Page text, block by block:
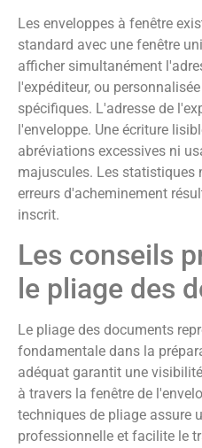
Les enveloppes à fenêtre
standard avec une fenêtre
afficher simultanément
l'expéditeur, ou
spécifiques. L'adresse de
l'enveloppe. Une écriture
abréviations excessives ni
majuscules. Les statistiques
erreurs d'acheminement
inscrit.
Les conseils
le pliage des
Le pliage des documents
fondamentale dans la
adéquat garantit une
à travers la fenêtre de
techniques de pliage assure
professionnelle et facilite le